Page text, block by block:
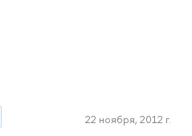
22 ноября, 2012 г.